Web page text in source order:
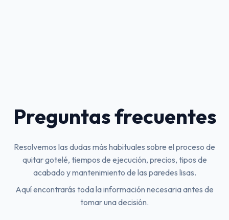
Preguntas frecuentes
Resolvemos las dudas más habituales sobre el proceso de
quitar gotelé, tiempos de ejecución, precios, tipos de
acabado y mantenimiento de las paredes lisas.
Aquí encontrarás toda la información necesaria antes de
tomar una decisión.